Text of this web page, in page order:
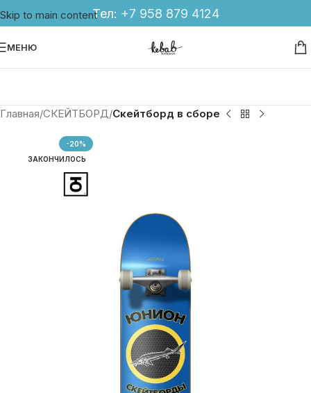
Skip to main contentТел: +7 958 879 4124
МЕНЮ
Главная СКЕЙТБОРД Скейтборд в сборе
-20%
ЗАКОНЧИЛОСЬ